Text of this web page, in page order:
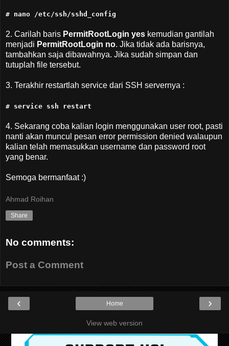
# nano /etc/ssh/sshd_config
2. Carilah baris PermitRootLogin yes kemudian gantilah
menjadi PermitRootLogin no. Jika tidak ada barisnya,
tambahkan saja dibawahnya. Jika sudah simpan dan
tutuplah file tersebut.
3. Terakhir restartlah service dari SSH servernya :
# service ssh restart
4. Sekarang coba kalian login menggunakan user root, pasti
nanti akan muncul pesan error permission denied walaupun
kalian telah memasukkan username dan password root
yang benar.
Semoga bermanfaat :)
Ahmad Roihan
Share
No comments:
Post a Comment
‹ ›
Home
View web version